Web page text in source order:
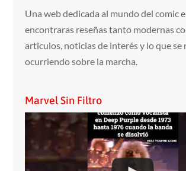
Una web dedicada al mundo del comic
encontraras reseñas tanto modernas
articulos, noticias de interés y lo que se
ocurriendo sobre la marcha.
Marvel Sin Filtro